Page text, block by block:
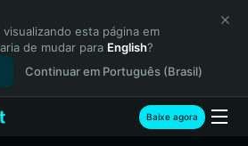
esta página em
de mudar para English?
Continuar em Português (Brasil)
Baixe agora